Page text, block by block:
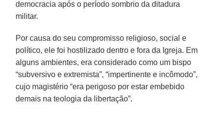
democracia após o período sombrio da ditadura
militar.
Por causa do seu compromisso religioso, social e
político, ele foi hostilizado dentro e fora da Igreja. Em
alguns ambientes, era considerado como um bispo
“subversivo e extremista”, “impertinente e incômodo”,
cujo magistério “era perigoso por estar embebido
demais na teologia da libertação”.